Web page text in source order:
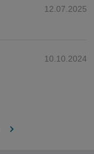
12.07.2025
10.10.2024